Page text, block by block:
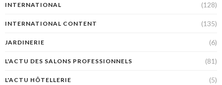
INTERNATIONAL (128)
INTERNATIONAL CONTENT (135)
JARDINERIE (6)
L'ACTU DES SALONS PROFESSIONNELS (81)
L'ACTU HÔTELLERIE (5)